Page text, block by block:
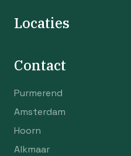
Locaties
Contact
Purmerend
Amsterdam
Hoorn
Alkmaar